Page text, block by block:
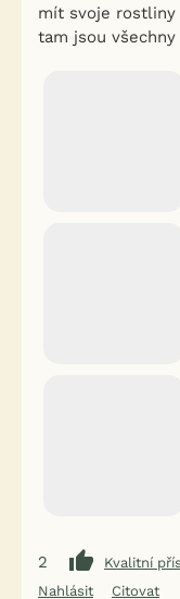
mít svoje
tam jsou
2
Kvalitní
Nahlásit
Citovat